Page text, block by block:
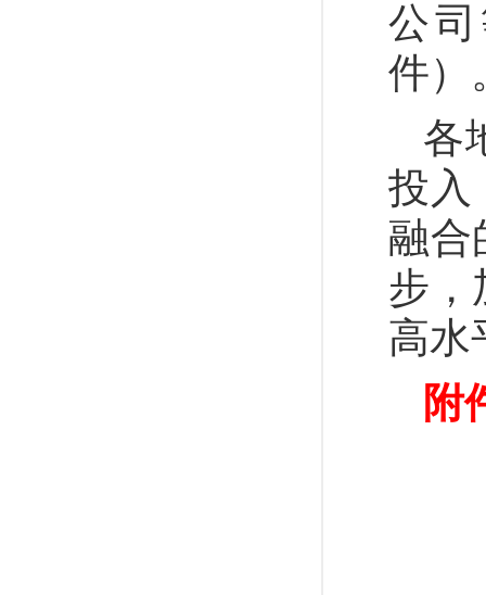
公
件）
各
投入
融合
步，
高水
附